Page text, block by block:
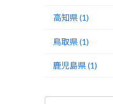
高知県 (1)
鳥取県 (1)
鹿児島県 (1)